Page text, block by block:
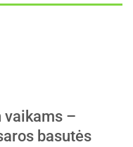
vaikams –
basutės